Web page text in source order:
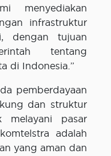
menyediakan
infrastruktur
dengan tujuan
tentang
di Indonesia.”
pemberdayaan
dan struktur
melayani pasar
adalah
yang aman dan